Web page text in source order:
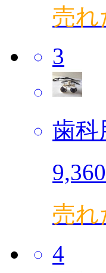
売れ
3
歯科
売れ
4